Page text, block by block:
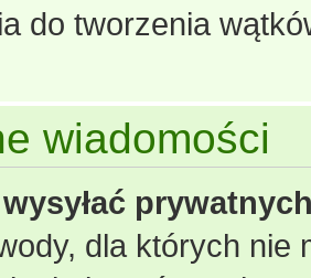
do tworzenia
wiadomości
dla których nie